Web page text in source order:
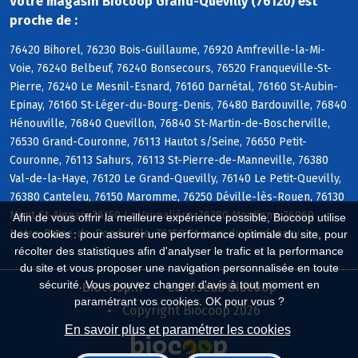
Afin de vous offrir la meilleure expérience possible, Biocoop utilise
des cookies : pour assurer une performance optimale du site, pour
récolter des statistiques afin d'analyser le trafic et la performance
du site et vous proposer une navigation personnalisée en toute
sécurité. Vous pouvez changer d'avis à tout moment en
paramétrant vos cookies. OK pour vous ?
En savoir plus et paramétrer les cookies
proche de :
76420 Bihorel, 76230 Bois-Guillaume, 76920 Amfreville-la-Mi-
Voie, 76240 Belbeuf, 76240 Bonsecours, 76520 Franqueville-St-
Pierre, 76240 Le Mesnil-Esnard, 76160 Darnétal, 76160 St-Aubin-
Epinay, 76160 St-Léger-du-Bourg-Denis, 76480 Bardouville, 76840
Hénouville, 76840 Quevillon, 76840 St-Martin-de-Boscherville,
76530 Grand-Couronne, 76113 Hautot s/Seine, 76650 Petit-
Couronne, 76113 Sahurs, 76113 St-Pierre-de-Manneville, 76380
Val-de-la-Haye, 76120 Le Grand-Quevilly, 76140 Le Petit-Quevilly,
76380 Canteleu, 76150 Maromme, 76250 Déville-lès-Rouen, 76130
Mont-St-Aignan, 76150 La Vaupalière, 76380 Montigny, 76960
Notre-Dame-de-Bondeville, 76150 St-Jean-du-Cardonnay
Biocoop.fr
Le réseau Biocoop
Copyright Biocoop 2026